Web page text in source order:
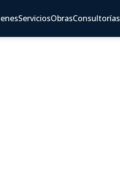
ServiciosObrasConsultorías